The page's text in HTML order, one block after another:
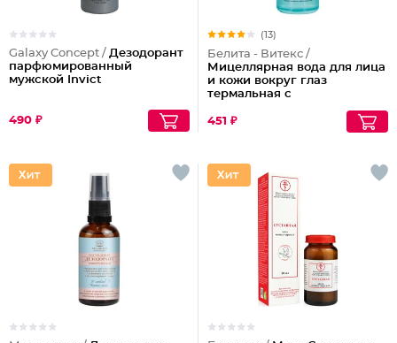
Galaxy Concept / Дезодорант
парфюмированный
мужской Invict
490 ₽
(13)
Белита - Витекс /
Мицеллярная вода для лица
и кожи вокруг глаз
термальная с
ретинола Blue Therm
451 ₽